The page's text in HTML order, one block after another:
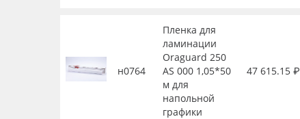
н0764
Пленка для
ламинации
Oraguard 250
АS 000 1,05*50
м для
напольной
графики
47 615.15 ₽